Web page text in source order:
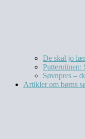
De skal jo
Putterutinen:
Søvnpres –
Artikler om børns